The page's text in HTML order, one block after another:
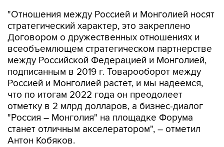
"Отношения между Россией и Монголией носят
стратегический характер, это закреплено
Договором о дружественных отношениях и
всеобъемлющем стратегическом партнерстве
между Российской Федерацией и Монголией,
подписанным в 2019 г. Товарооборот между
Россией и Монголией растет, и мы надеемся,
что по итогам 2022 года он преодолеет
отметку в 2 млрд долларов, а бизнес-диалог
"Россия – Монголия" на площадке Форума
станет отличным акселератором", – отметил
Антон Кобяков.